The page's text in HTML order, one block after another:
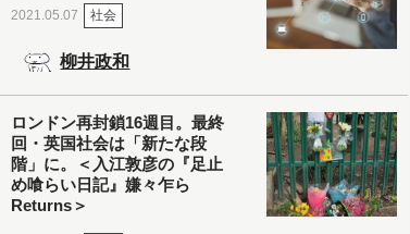
2021.05.07 社会
柳井政和
ロンドン再封鎖16週目。最終
回・英国社会は「新たな段
階」に。＜入江敦彦の『足止
め喰らい日記』嫌々乍ら
Returns＞